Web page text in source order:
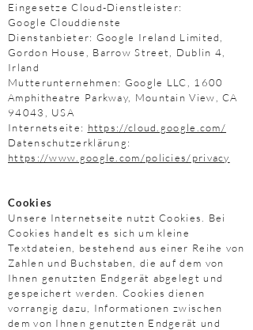
Eingesetze Cloud-Dienstleister:
Google Clouddienste
Dienstanbieter: Google Ireland Limited,
Gordon House, Barrow Street, Dublin 4,
Irland
Mutterunternehmen: Google LLC, 1600
Amphitheatre Parkway, Mountain View, CA
94043, USA
Internetseite: https://cloud.google.com/
Datenschutzerklärung:
https://www.google.com/policies/privacy
Cookies
Unsere Internetseite nutzt Cookies. Bei
Cookies handelt es sich um kleine
Textdateien, bestehend aus einer Reihe von
Zahlen und Buchstaben, die auf dem von
Ihnen genutzten Endgerät abgelegt und
gespeichert werden. Cookies dienen
vorrangig dazu, Informationen zwischen
dem von Ihnen genutzten Endgerät und